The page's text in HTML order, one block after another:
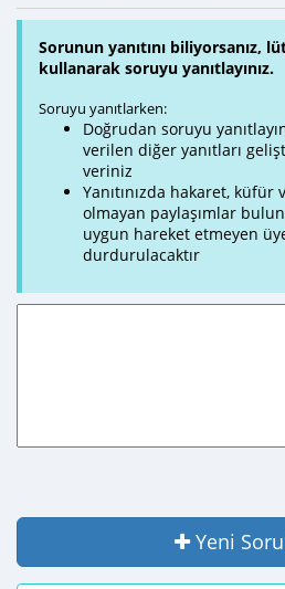
Sorunun yanıtını biliyorsanız,
kullanarak soruyu yanıtlayınız.
Soruyu yanıtlarken:
Doğrudan soruyu
verilen diğer yanıtları
veriniz
Yanıtınızda hakaret,
olmayan paylaşımlar
uygun hareket etmeyen
durdurulacaktır
Yeni